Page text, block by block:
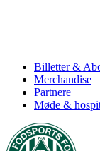
Billetter &
Merchandise
Partnere
Møde &